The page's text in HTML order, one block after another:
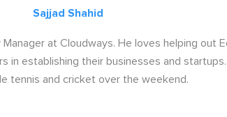
Sajjad Shahid
at Cloudways. He loves helping out
in establishing their businesses and startups.
tennis and cricket over the weekend.